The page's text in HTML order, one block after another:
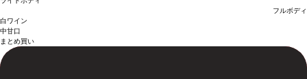
フルボディ
白ワイン
中甘口
まとめ買い